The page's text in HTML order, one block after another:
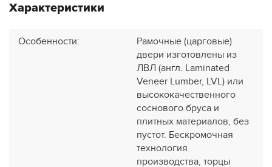
Характеристики
Особенности:
Рамочные (царговые)
двери изготовлены из
ЛВЛ (англ. Laminated
Veneer Lumber, LVL) или
высококачественного
соснового бруса и
плитных материалов, без
пустот. Бескромочная
технология
производства, торцы